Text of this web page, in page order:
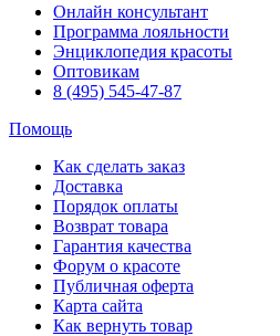
Онлайн консультант
Программа лояльности
Энциклопедия красоты
Оптовикам
8 (495) 545-47-87
Помощь
Как сделать заказ
Доставка
Порядок оплаты
Возврат товара
Гарантия качества
Форум о красоте
Публичная оферта
Карта сайта
Как вернуть товар